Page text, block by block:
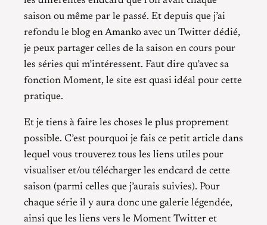
saison ou même par le passé. Et depuis que j’ai
refondu le blog en Amanko avec un Twitter dédié,
je peux partager celles de la saison en cours pour
les séries qui m’intéressent. Faut dire qu’avec sa
fonction Moment, le site est quasi idéal pour cette
pratique.
Et je tiens à faire les choses le plus proprement
possible. C’est pourquoi je fais ce petit article dans
lequel vous trouverez tous les liens utiles pour
visualiser et/ou télécharger les endcard de cette
saison (parmi celles que j’aurais suivies). Pour
chaque série il y aura donc une galerie légendée,
ainsi que les liens vers le Moment Twitter et